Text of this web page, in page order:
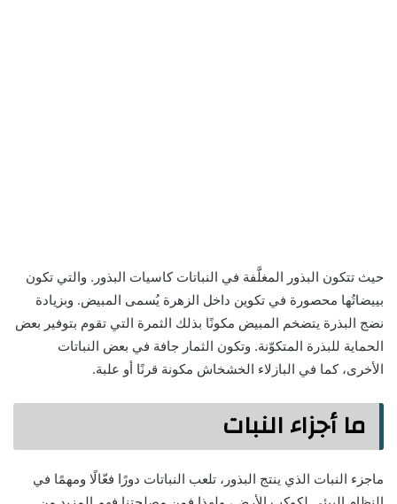
حيث تتكون البذور المغلَّفة في النباتات كاسيات البذور. والتي تكون
بييضاتُها محصورة في تكوين داخل الزهرة يُسمى المبيض. وبزيادة
نضج البذرة يتضخم المبيض مكونًا بذلك الثمرة التي تقوم بتوفير بعض
الحماية للبذرة المتكوّنة. وتكون الثمار جافة في بعض النباتات
الأخرى، كما في البازلاء الخشخاش مكونة قرنًا أو علبة.
ما أجزاء النبات
ماجزء النبات الذي ينتج البذور، تلعب النباتات دورًا فعّالًا ومهمًا في